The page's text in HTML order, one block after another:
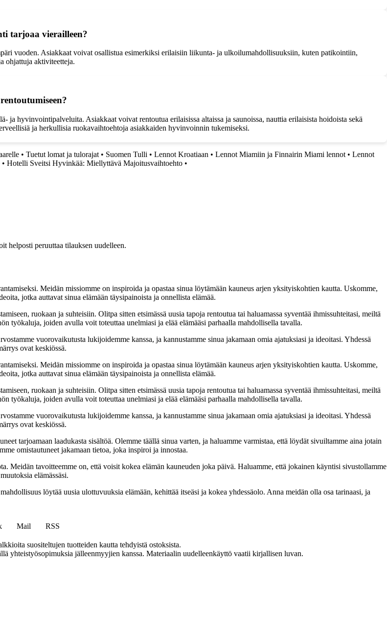
tarjoaa vierailleen?
vuoden. Asiakkaat voivat osallistua esimerkiksi erilaisiin liikunta- ja ulkoilumahdollisuuksiin, kuten patikointiin,
ohjattuja aktiviteetteja.
hyvinvointipalveluita. Asiakkaat voivat rentoutua erilaisissa altaissa ja saunoissa, nauttia erilaisista hoidoista sekä
ja herkullisia ruokavaihtoehtoja asiakkaiden hyvinvoinnin tukemiseksi.
• Tuetut lomat ja tulorajat • Suomen Tulli • Lennot Kroatiaan • Lennot Miamiin ja Finnairin Miami lennot • Lennot
• Hotelli Sveitsi Hyvinkää: Miellyttävä Majoitusvaihtoehto •
helposti peruuttaa tilauksen uudelleen.
Meidän missiomme on inspiroida ja opastaa sinua löytämään kauneus arjen yksityiskohtien kautta. Uskomme,
jotka auttavat sinua elämään täysipainoista ja onnellista elämää.
ruokaan ja suhteisiin. Olitpa sitten etsimässä uusia tapoja rentoutua tai haluamassa syventää ihmissuhteitasi, meiltä
työkaluja, joiden avulla voit toteuttaa unelmiasi ja elää elämääsi parhaalla mahdollisella tavalla.
vuorovaikutusta lukijoidemme kanssa, ja kannustamme sinua jakamaan omia ajatuksiasi ja ideoitasi. Yhdessä
ovat keskiössä.
Meidän missiomme on inspiroida ja opastaa sinua löytämään kauneus arjen yksityiskohtien kautta. Uskomme,
jotka auttavat sinua elämään täysipainoista ja onnellista elämää.
ruokaan ja suhteisiin. Olitpa sitten etsimässä uusia tapoja rentoutua tai haluamassa syventää ihmissuhteitasi, meiltä
työkaluja, joiden avulla voit toteuttaa unelmiasi ja elää elämääsi parhaalla mahdollisella tavalla.
vuorovaikutusta lukijoidemme kanssa, ja kannustamme sinua jakamaan omia ajatuksiasi ja ideoitasi. Yhdessä
ovat keskiössä.
tarjoamaan laadukasta sisältöä. Olemme täällä sinua varten, ja haluamme varmistaa, että löydät sivuiltamme aina jotain
omistautuneet jakamaan tietoa, joka inspiroi ja innostaa.
Meidän tavoitteemme on, että voisit kokea elämän kauneuden joka päivä. Haluamme, että jokainen käyntisi sivustollamme
elämässäsi.
löytää uusia ulottuvuuksia elämään, kehittää itseäsi ja kokea yhdessäolo. Anna meidän olla osa tarinaasi, ja
Mail
RSS
suositeltujen tuotteiden kautta tehdyistä ostoksista.
yhteistyösopimuksia jälleenmyyjien kanssa. Materiaalin uudelleenkäyttö vaatii kirjallisen luvan.